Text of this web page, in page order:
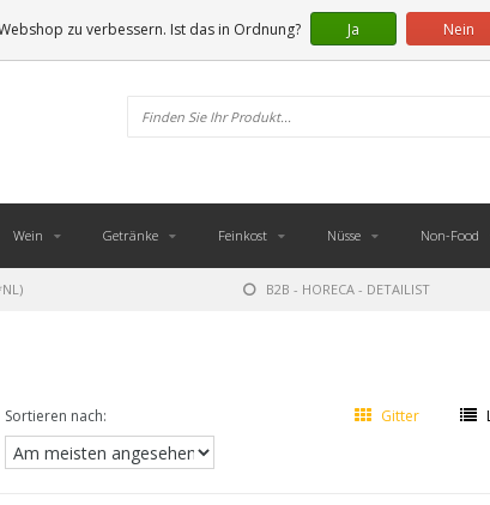
Wein Getränke Feinkost Nüsse Non-Food
B2B - HORECA - DETAILIST
Sortieren nach: Gitter
zu verbessern. Ist das in Ordnung? Ja Nein